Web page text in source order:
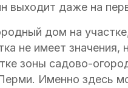
выходит даже на
дом на
не имеет
зоны садово-
Именно здесь